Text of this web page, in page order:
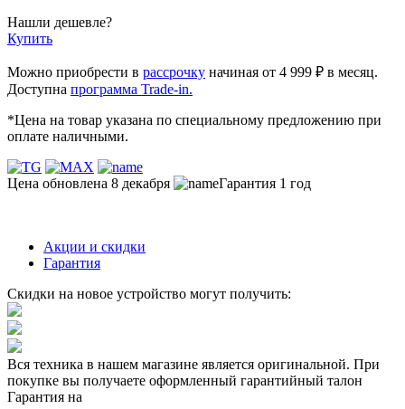
Нашли дешевле?
Купить
Можно приобрести в рассрочку начиная от 4 999 ₽ в месяц.
Доступна программа Trade-in.
*Цена на товар указана по специальному предложению при
оплате наличными.
Цена обновлена 8 декабря Гарантия 1 год
Акции и скидки
Гарантия
Скидки на новое устройство могут получить:
Вся техника в нашем магазине является оригинальной. При
покупке вы получаете оформленный гарантийный талон
Гарантия на